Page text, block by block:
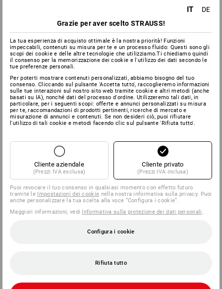
IT
DE
Grazie per aver scelto STRAUSS!
La tua esperienza di acquisto ottimale è la nostra priorità! Funzioni
impeccabili, contenuti su misura per te e un processo fluido: Questi sono gli
scopi dei cookie e delle altre tecnologie che utilizziamo.Ti chiediamo quindi
il consenso per la memorizzazione dei cookie e l'utilizzo dei dati secondo le
tue preferenze personali.
Per poterti mostrare contenuti personalizzati, abbiamo bisogno del tuo
consenso. Cliccando sul pulsante 'Accetta tutto', raccoglieremo informazioni
sulle tue interazioni sul nostro sito web tramite cookie e altri metodi (anche
basati su IA), nonché dati del processo d'ordine. Utilizzeremo tali dati, in
particolare, per i seguenti scopi: offerte e annunci personalizzati su misura
per te, raccomandazioni di prodotti pertinenti, ricerche di mercato e
misurazione di annunci e contenuti. Se non desideri ciò, puoi rifiutare
l'utilizzo di tali cookie e metodi facendo clic sul pulsante 'Rifiuta tutto'.
Cliente aziendale
(Prezzi IVA esclusa)
Cliente privato
(Prezzi IVA inclusa)
Puoi revocare il tuo consenso in qualsiasi momento con effetto futuro
tramite le Impostazioni dei cookie nella nostra informativa sulla privacy. Puoi
anche personalizzare la tua scelta alla voce “Configura i cookie”.
Maggiori informazioni, vedi Informativa sulla protezione dei dati personali
Configura i cookie
Rifiuta tutto